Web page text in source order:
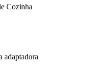
Cozinha
adaptadora